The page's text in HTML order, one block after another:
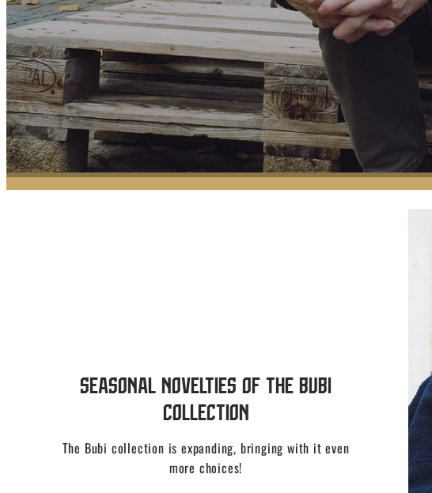
Seasonal novelties of the Bubi
collection
The Bubi collection is expanding, bringing with it even
more choices!